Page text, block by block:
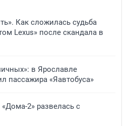
Как сложилась судьба
Lexus» после скандала в
в Ярославле
пассажира «Яавтобуса»
2» развелась с